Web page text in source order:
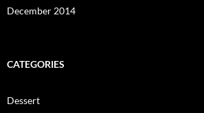
December 2014
CATEGORIES
Dessert